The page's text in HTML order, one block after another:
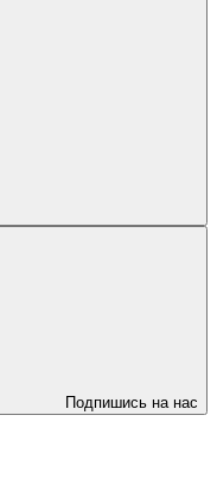
Подпишись на нас